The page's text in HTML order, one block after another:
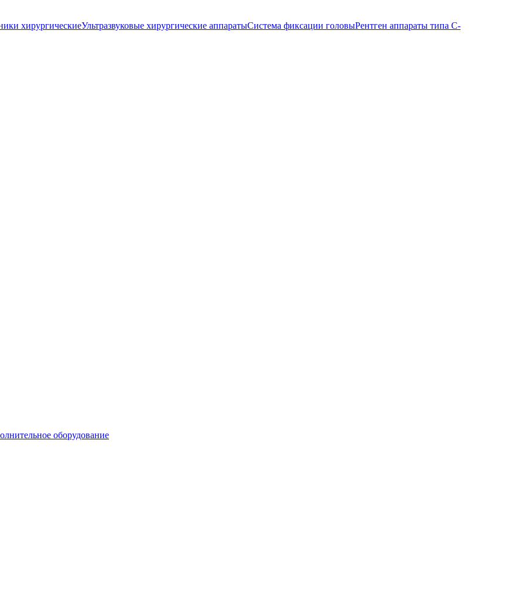
хирургическиеУльтразвуковые хирургические аппаратыСистема фиксации головыРентген аппараты типа С-
оборудование